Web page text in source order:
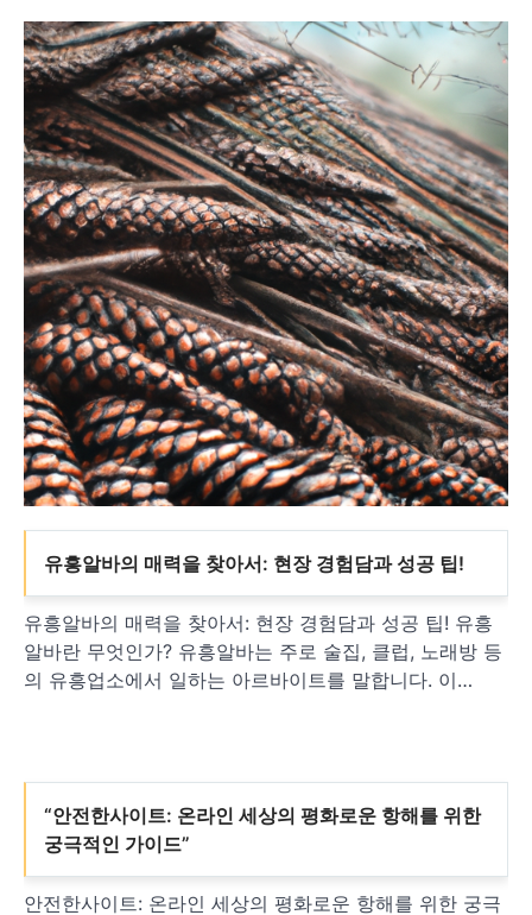
유흥알바의 매력을 찾아서: 현장 경험담과 성공 팁!
유흥알바의 매력을 찾아서: 현장 경험담과 성공 팁! 유흥
알바란 무엇인가? 유흥알바는 주로 술집, 클럽, 노래방 등
의 유흥업소에서 일하는 아르바이트를 말합니다. 이…
“안전한사이트: 온라인 세상의 평화로운 항해를 위한
궁극적인 가이드”
안전한사이트: 온라인 세상의 평화로운 항해를 위한 궁극